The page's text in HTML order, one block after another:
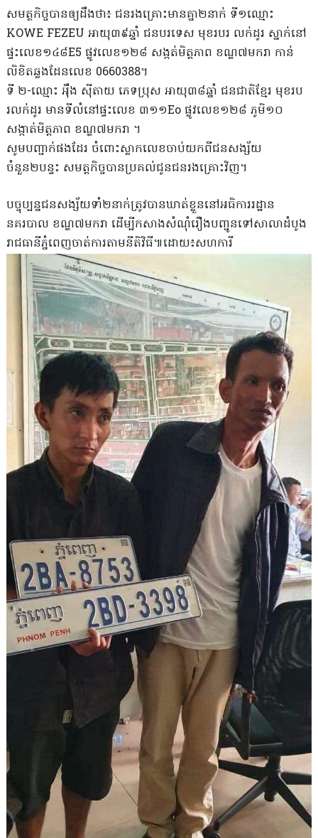
សមត្ថកិច្ចបានឲ្យដឹងថា៖ ជនរងគ្រោះមានគ្នា២នាក់ ទី១ឈ្មោះ
KOWE FEZEU អាយុ៣៩ឆ្នាំ ជនបរទេស មុខរបរ លក់ដូរ ស្នាក់នៅ
ផ្ទះលេខ១៤៨E5 ផ្លូវលេខ១២៨ សង្កត់មិត្តភាព ខណ្ឌ៧មករា កាន់
លិខិតឆ្លងដែនលេខ 0660388។
ទី ២-ឈ្មោះ អុឹង សុីតាយ ភេទប្រុស អាយុ៣៨ឆ្នាំ ជនជាតិខ្មែរ មុខរប
រលក់ដូរ មានទីលំនៅផ្ទះលេខ ៣១១Eo ផ្លូវលេខ១២៨ ភូមិ១០
សង្កាត់មិត្តភាព ខណ្ឌ៧មករា ។
សូមបញ្ជាក់ផងដែរ ចំពោះស្លាកលេខចាប់យកពីជនសង្ស័យ
ចំនួន២បន្ទះ សមត្តកិច្ចបានប្រគល់ជូនជនរងគ្រោះវិញ។
បច្ចុប្បន្នជនសង្ស័យទាំ២នាក់ត្រូវបានឃាត់ខ្លួននៅអធិការរដ្ឋាន
នគរបាល ខណ្ឌ៧មករា ដើម្បីកសាងសំណុំរឿងបញ្ជូនទៅសាលាដំបូង
រាជធានីភ្នំពេញចាត់ការតាមនីតិវិធី៕ដោយ៖សហការី